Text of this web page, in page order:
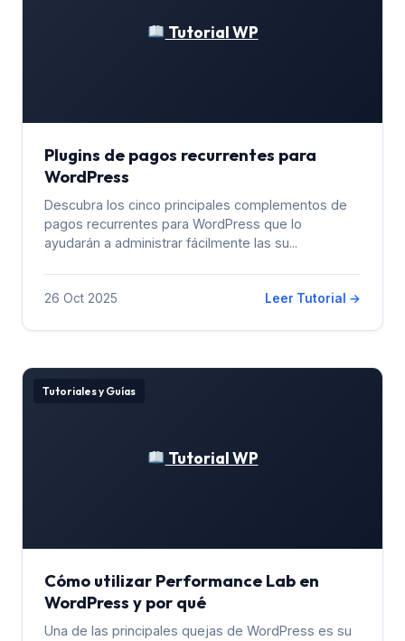
Tutorial WP
Plugins de pagos recurrentes para
WordPress
Descubra los cinco principales complementos de
pagos recurrentes para WordPress que lo
ayudarán a administrar fácilmente las su...
26 Oct 2025 Leer Tutorial →
Tutorial WP
Tutoriales y Guías
Cómo utilizar Performance Lab en
WordPress y por qué
Una de las principales quejas de WordPress es su